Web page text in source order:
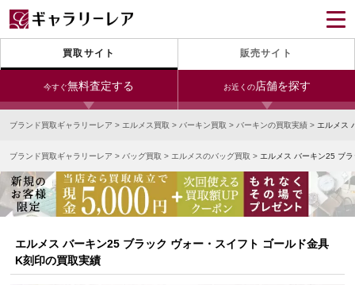
買取サイト 販売サイト
今すぐ無料査定する お近くの店舗を探す
24時間受付（対応時間10:00～19:00）
宅配買取を申し込む
無料の宅配キットをお届けします
今すぐ電話査定
受付時間 10:00～19:00
銀座本店 青山表参道店 新宿東口店
小田急新宿店 LAB東京 名古屋大須店
なんば店
ブランド買取ギャラリーレア > エルメス買取 > バーキン買取 > バーキンの買取実績 > エルメス
ブランド買取ギャラリーレア > バッグ買取 > エルメスのバッグ買取 > エルメス バーキン25 ブ
エルメス バーキン25 ブラック ヴォー・スイフト ゴールド金具
K刻印の買取実績